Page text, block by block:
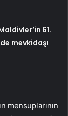
61.
mevkidaşı
mensuplarının